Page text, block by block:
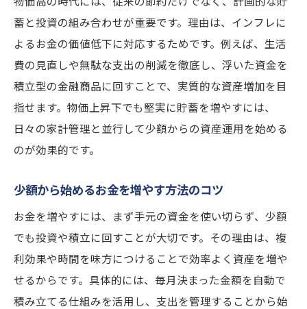
蓄と投資の組み合わせが重要です。理由は、インフレに
よるお金の価値低下に対応するためです。例えば、生活
費の見直しや無駄な支出の削減を徹底し、浮いた資金を
積立型の金融商品に回すことで、実質的な資産増加を目
指せます。物価上昇下でも堅実に貯蓄を増やすには、
日々の家計管理と並行して少額からの資産運用を始める
のが効果的です。
少額から始めるお金を増やす方法のコツ
お金を増やすには、まず手元の資金を使い切らず、少額
でも投資や積立に回すことが大切です。その理由は、複
利効果や時間を味方につけることで効率よく資産を増や
せるからです。具体的には、毎月決まった金額を自動で
積み立てる仕組みを活用し、支出を管理することから始